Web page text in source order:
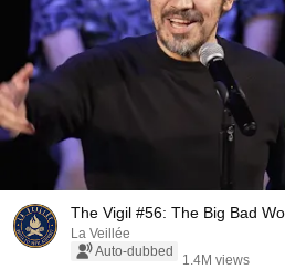
The Vigil #56: The Big Bad
La Veillée
Auto-dubbed
1.4M views